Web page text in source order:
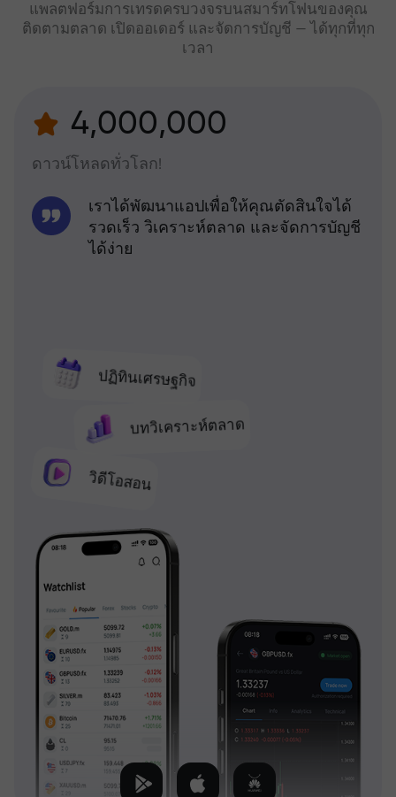
แพลตฟอร์มการเทรดครบวงจรบนสมาร์ทโฟนของคุณ
ติดตามตลาด เปิดออเดอร์ และจัดการบัญชี — ได้ทุกที่ทุก
เวลา
4,000,000
ดาวน์โหลดทั่วโลก!
ปฏิทินเศรษฐกิจ
บทวิเคราะห์ตลาด
วิดีโอสอน
เราได้พัฒนาแอปเพื่อให้คุณตัดสินใจได้
รวดเร็ว วิเคราะห์ตลาด และจัดการบัญชี
ได้ง่าย